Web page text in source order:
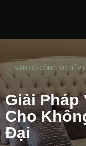
VÁN GỖ CÔNG NGHIỆP
Giải Pháp
Cho
Đại